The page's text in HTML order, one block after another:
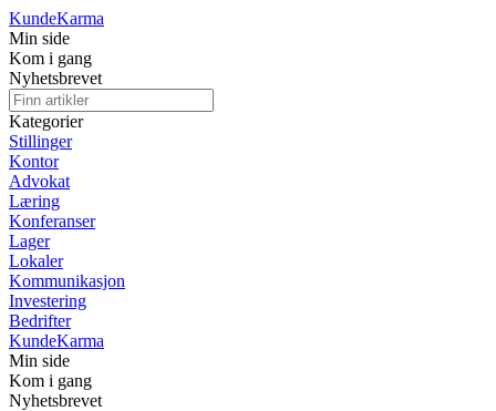
KundeKarma
Min side
Kom i gang
Nyhetsbrevet
Kategorier
Stillinger
Kontor
Advokat
Læring
Konferanser
Lager
Lokaler
Kommunikasjon
Investering
Bedrifter
KundeKarma
Min side
Kom i gang
Nyhetsbrevet